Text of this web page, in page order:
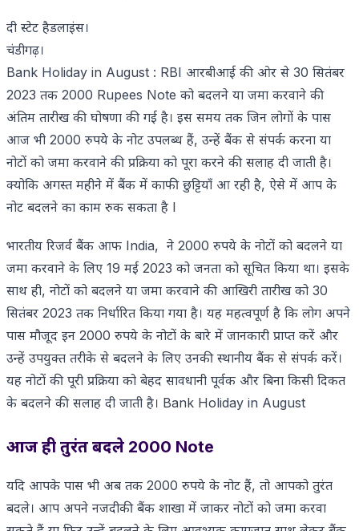
दी स्टेट हैडलाइंस।
चंडीगढ़।
Bank Holiday in August : RBI आरबीआई की ओर से 30 सितंबर
2023 तक 2000 Rupees Note को बदलने या जमा करवाने की
अंतिम तारीख की घोषणा की गई है। इस समय तक जिन लोगों के पास
आज भी 2000 रुपये के नोट उपलब्ध हैं, उन्हें बैंक से संपर्क करना या
नोटों को जमा करवाने की प्रक्रिया को पूरा करने की सलाह दी जाती है।
क्योकि अगस्त महीने में बैंक में काफी छुट्टियाँ आ रही है, ऐसे में आप के
नोट बदलने का काम रुक सकता है l
भारतीय रिजर्व बैंक आफ India, ने 2000 रुपये के नोटों को बदलने या
जमा करवाने के लिए 19 मई 2023 को जनता को सूचित किया था। इसके
साथ ही, नोटों को बदलने या जमा करवाने की आखिरी तारीख को 30
सितंबर 2023 तक निर्धारित किया गया है। यह महत्वपूर्ण है कि लोग अपने
पास मौजूद इन 2000 रुपये के नोटों के बारे में जानकारी प्राप्त करें और
उन्हें उपयुक्त तरीके से बदलने के लिए उनकी स्थानीय बैंक से संपर्क करें।
यह नोटों की पूरी प्रक्रिया को बेहद सावधानी पूर्वक और बिना किसी दिकत
के बदलने की सलाह दी जाती है। Bank Holiday in August
आज ही तुरंत बदले 2000 Note
यदि आपके पास भी अब तक 2000 रुपये के नोट हैं, तो आपको तुरंत
बदले। आप अपने नजदीकी बैंक शाखा में जाकर नोटों को जमा करवा